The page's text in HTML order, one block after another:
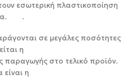
εσωτερική πλαστικοποίηση
.
σε μεγάλες ποσότητες
η
παραγωγής στο τελικό προϊόν.
η